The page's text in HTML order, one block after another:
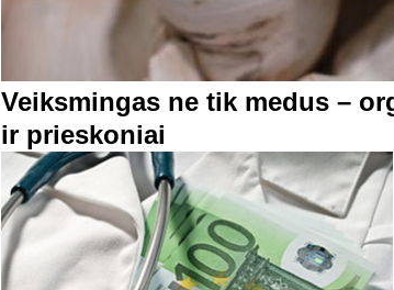
Veiksmingas ne tik medus –
ir prieskoniai